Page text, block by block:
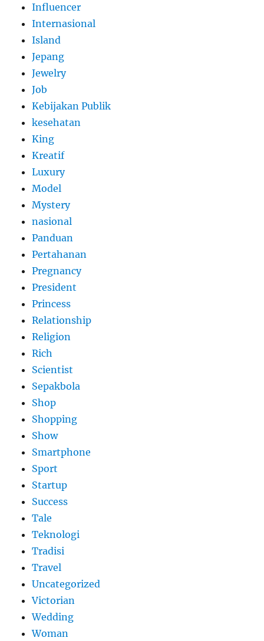
Influencer
Internasional
Island
Jepang
Jewelry
Job
Kebijakan Publik
kesehatan
King
Kreatif
Luxury
Model
Mystery
nasional
Panduan
Pertahanan
Pregnancy
President
Princess
Relationship
Religion
Rich
Scientist
Sepakbola
Shop
Shopping
Show
Smartphone
Sport
Startup
Success
Tale
Teknologi
Tradisi
Travel
Uncategorized
Victorian
Wedding
Woman